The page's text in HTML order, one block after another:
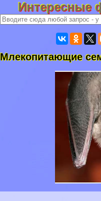
Интересные
Млекопитающие